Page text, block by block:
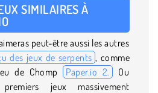
SIMILAIRES À
peut-être aussi les autres
des jeux de serpents , comme
de Chomp Paper.io 2. Ou
jeux massivement